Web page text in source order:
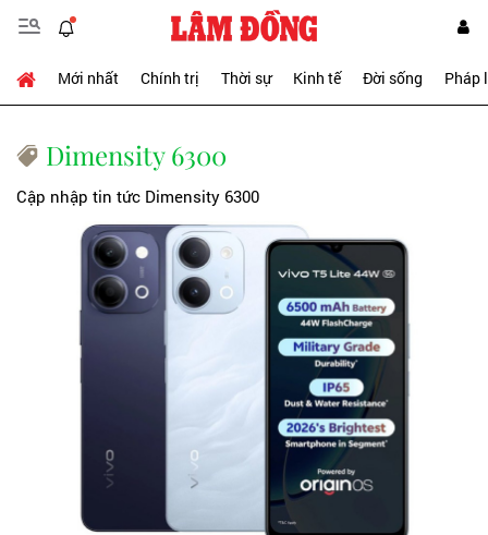
Mới nhất Chính trị Thời sự Kinh tế Đời sống Pháp
Dimensity 6300
Cập nhập tin tức Dimensity 6300